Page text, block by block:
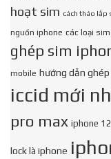
hoạt sim cách tháo lắp
nguồn iphone các loại
ghép sim
mobile hướng dẫn
iccid mới
pro max iphone
lock là iphone